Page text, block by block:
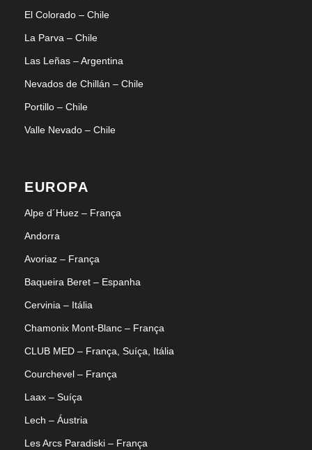
El Colorado – Chile
La Parva – Chile
Las Leñas – Argentina
Nevados de Chillán – Chile
Portillo – Chile
Valle Nevado – Chile
EUROPA
Alpe d´Huez – França
Andorra
Avoriaz – França
Baqueira Beret – Espanha
Cervinia – Itália
Chamonix Mont-Blanc – França
CLUB MED – França, Suíça, Itália
Courchevel – França
Laax – Suíça
Lech – Áustria
Les Arcs Paradiski – França